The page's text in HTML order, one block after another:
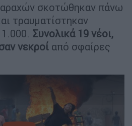
σκοτώθηκαν πάνω
τραυματίστηκαν
Συνολικά 19 νέοι,
νεκροί από σφαίρες